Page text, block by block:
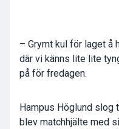
– Grymt kul för laget å
där vi känns lite lite
på för fredagen.
Hampus Höglund slog
blev matchhjälte med